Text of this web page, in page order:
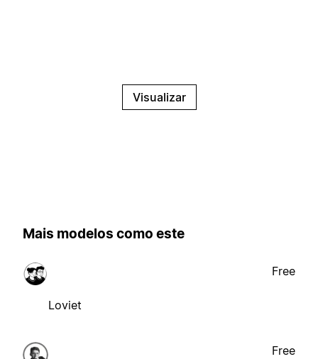
Visualizar
Mais modelos como este
Loviet
Free
Free